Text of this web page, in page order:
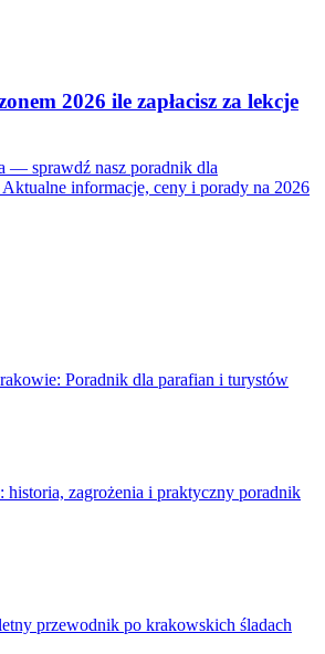
2026 ile zapłacisz za lekcje
— sprawdź nasz poradnik dla
informacje, ceny i porady na 2026
Poradnik dla parafian i turystów
zagrożenia i praktyczny poradnik
przewodnik po krakowskich śladach